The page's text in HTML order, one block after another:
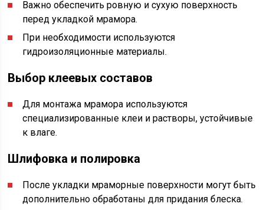
Важно обеспечить ровную и сухую поверхность
перед укладкой мрамора.
При необходимости используются
гидроизоляционные материалы.
Выбор клеевых составов
Для монтажа мрамора используются
специализированные клеи и растворы, устойчивые
к влаге.
Шлифовка и полировка
После укладки мраморные поверхности могут быть
дополнительно обработаны для придания блеска.